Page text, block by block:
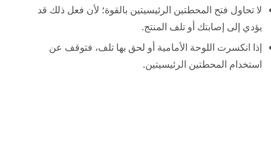
لا تحاول فتح المحطتين الرئيسيتين بالقوة؛ لأن فعل ذلك قد
يؤدي إلى إصابتك أو تلف المنتج.
إذا انكسرت اللوحة الأمامية أو لحق بها تلف، فتوقف عن
استخدام المحطتين الرئيسيتين.